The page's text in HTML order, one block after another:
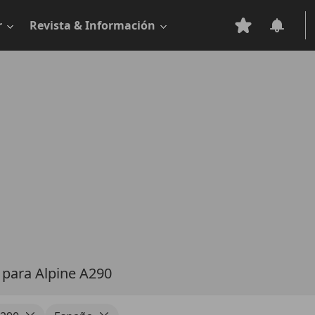
Revista & Información
para Alpine A290